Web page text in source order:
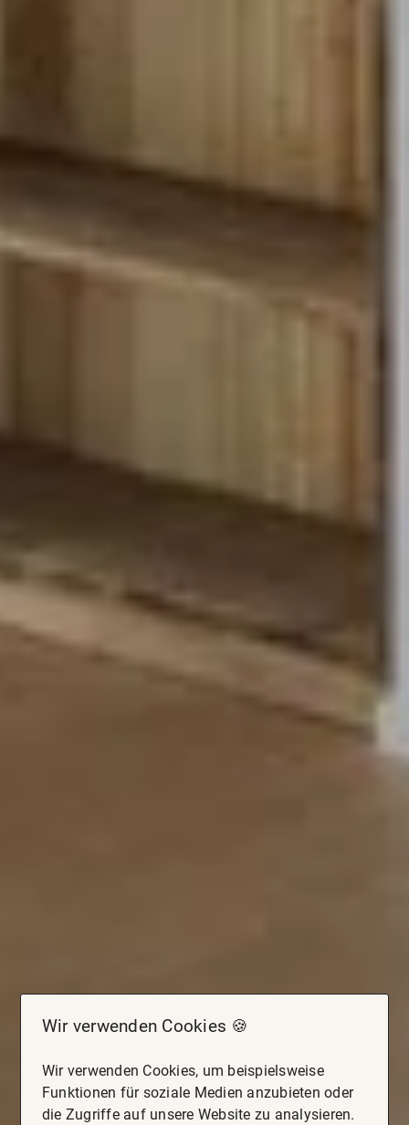
Wir verwenden Cookies 🍪
Wir verwenden Cookies, um beispielsweise
Funktionen für soziale Medien anzubieten oder
die Zugriffe auf unsere Website zu analysieren.